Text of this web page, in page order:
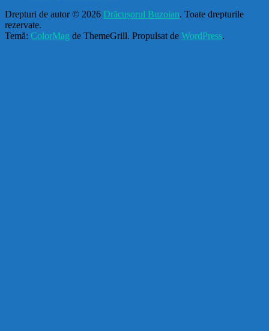
Drepturi de autor © 2026 Drăcușorul Buzoian. Toate drepturile
rezervate.
Temă: ColorMag de ThemeGrill. Propulsat de WordPress.